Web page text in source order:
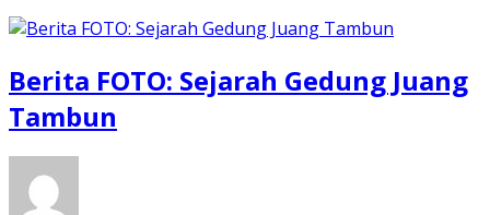
Berita FOTO: Sejarah Gedung Juang
Tambun